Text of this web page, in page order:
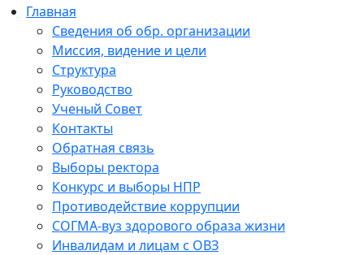
Главная
Сведения об обр. организации
Миссия, видение и цели
Структура
Руководство
Ученый Совет
Контакты
Обратная связь
Выборы ректора
Конкурс и выборы НПР
Противодействие коррупции
СОГМА-вуз здорового образа жизни
Инвалидам и лицам с ОВЗ